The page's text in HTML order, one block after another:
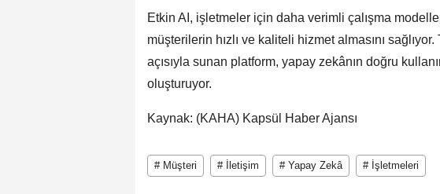
Etkin AI, işletmeler için daha verimli çalışma
müşterilerin hızlı ve kaliteli hizmet almasını
açısıyla sunan platform, yapay zekânın doğru
oluşturuyor.
Kaynak: (KAHA) Kapsül Haber Ajansı
# Müşteri # İletişim # Yapay Zekâ # İşletmeleri